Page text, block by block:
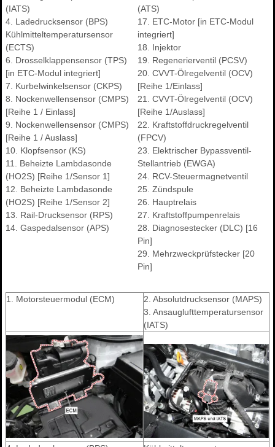
(IATS)
4. Ladedrucksensor (BPS)
Kühlmitteltemperatursensor
(ECTS)
6. Drosselklappensensor (TPS)
[in ETC-Modul integriert]
7. Kurbelwinkelsensor (CKPS)
8. Nockenwellensensor (CMPS)
[Reihe 1 / Einlass]
9. Nockenwellensensor (CMPS)
[Reihe 1 / Auslass]
10. Klopfsensor (KS)
11. Beheizte Lambdasonde
(HO2S) [Reihe 1/Sensor 1]
12. Beheizte Lambdasonde
(HO2S) [Reihe 1/Sensor 2]
13. Rail-Drucksensor (RPS)
14. Gaspedalsensor (APS)
(ATS)
17. ETC-Motor [in ETC-Modul
integriert]
18. Injektor
19. Regenerierventil (PCSV)
20. CVVT-Ölregelventil (OCV)
[Reihe 1/Einlass]
21. CVVT-Ölregelventil (OCV)
[Reihe 1/Auslass]
22. Kraftstoffdruckregelventil
(FPCV)
23. Elektrischer Bypassventil-
Stellantrieb (EWGA)
24. RCV-Steuermagnetventil
25. Zündspule
26. Hauptrelais
27. Kraftstoffpumpenrelais
28. Diagnosestecker (DLC) [16
Pin]
29. Mehrzweckprüfstecker [20
Pin]
1. Motorsteuermodul (ECM)
2. Absolutdrucksensor (MAPS)
3. Ansauglufttemperatursensor
(IATS)